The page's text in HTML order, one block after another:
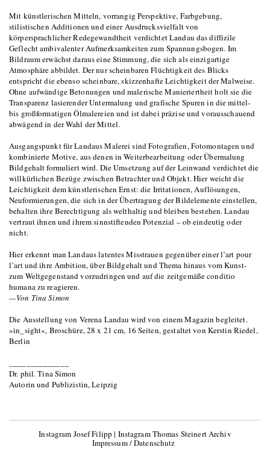
Mit künstlerischen Mitteln, vorrangig Perspektive, Farbgebung,
stilistischen Additionen und einer Ausdrucksvielfalt von
körpersprachlicher Redegewandtheit verdichtet Landau das diffizile
Geflecht ambivalenter Aufmerksamkeiten zum Spannungsbogen. Im
Bildraum erwächst daraus eine Stimmung, die sich als einzigartige
Atmosphäre abbildet. Der nur scheinbaren Flüchtigkeit des Blicks
entspricht die ebenso scheinbare, skizzenhafte Leichtigkeit der Malweise.
Ohne aufwändige Betonungen und malerische Manieriertheit holt sie die
Transparenz lasierender Untermalung und grafische Spuren in die mittel-
bis großformatigen Ölmalereien und ist dabei präzise und vorausschauend
abwägend in der Wahl der Mittel.
Ausgangspunkt für Landaus Malerei sind Fotografien, Fotomontagen und
kombinierte Motive, aus denen in Weiterbearbeitung oder Übermalung
Bildgehalt formuliert wird. Die Umsetzung auf der Leinwand verdichtet die
willkürlichen Bezüge zwischen Betrachter und Objekt. Hier weicht die
Leichtigkeit dem künstlerischen Ernst: die Irritationen, Auflösungen,
Neuformierungen, die sich in der Übertragung der Bildelemente einstellen,
behalten ihre Berechtigung als welthaltig und bleiben bestehen. Landau
vertraut ihnen und ihrem sinnstiftenden Potenzial – ob eindeutig oder
nicht.
Hier erkennt man Landaus latentes Misstrauen gegenüber einer l’art pour
l’art und ihre Ambition, über Bildgehalt und Thema hinaus vom Kunst-
zum Weltgegenstand vorzudringen und auf die zeitgemäße conditio
humana zu reagieren.
—Von Tina Simon
Die Ausstellung von Verena Landau wird von einem Magazin begleitet.
»in_sight«, Broschüre, 28 x 21 cm, 16 Seiten, gestaltet von Kerstin Riedel,
Berlin
Dr. phil. Tina Simon
Autorin und Publizistin, Leipzig
Instagram Josef Filipp | Instagram Thomas Steinert Archiv
Impressum / Datenschutz